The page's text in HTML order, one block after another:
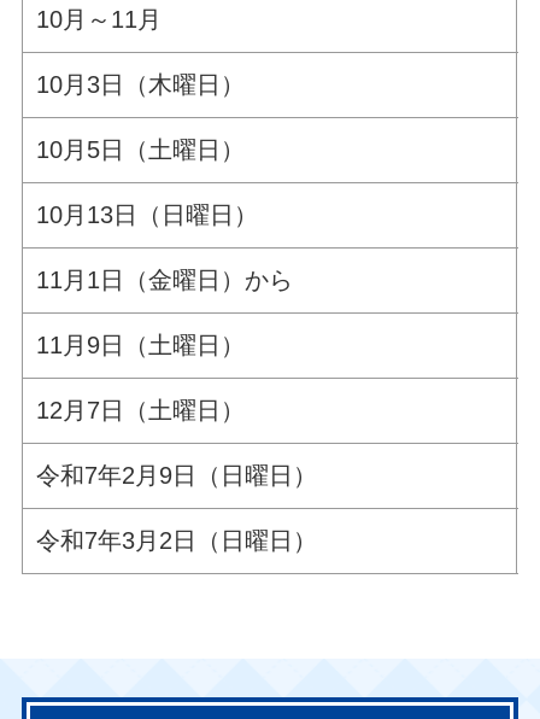
10月～11月
10月3日（木曜日）
10月5日（土曜日）
10月13日（日曜日）
11月1日（金曜日）から
11月9日（土曜日）
12月7日（土曜日）
令和7年2月9日（日曜日）
令和7年3月2日（日曜日）